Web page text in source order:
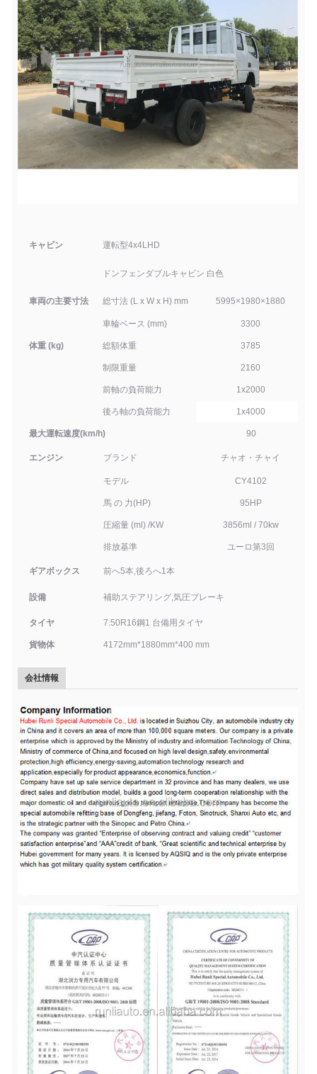
キャビン 運転型4x4LHD
ドンフェンダブルキャビン 白色
車両の主要寸法 総寸法 (L x W x H) mm 5995×1980×1880
車輪ベース (mm) 3300
体重 (kg) 総額体重 3785
制限重量 2160
前軸の負荷能力 1x2000
後ろ軸の負荷能力 1x4000
最大運転速度(km/h) 90
エンジン ブランド チャオ・チャイ
モデル CY4102
馬 の 力(HP) 95 HP
圧縮量 (ml) /KW 3856ml / 70kw
排放基準 ユーロ第3回
ギアボックス 前へ5本,後ろへ1本
設備 補助ステアリング,気圧ブレーキ
タイヤ 7.50R16鋼1 台備用タイヤ
貨物体 4172mm*1880mm*400 mm
会社情報